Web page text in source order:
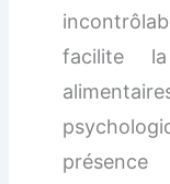
facilite
présence